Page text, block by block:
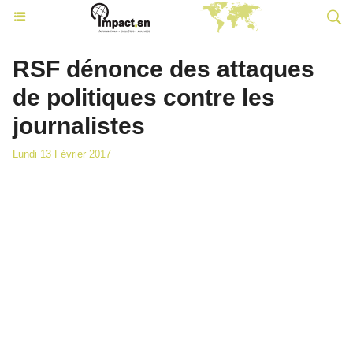
RSF dénonce des attaques
de politiques contre les
journalistes
Lundi 13 Février 2017